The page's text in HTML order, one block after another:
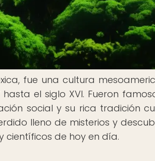
fue una cultura
el siglo XVI. Fueron
social y su rica tradición
lleno de misterios y
de hoy en día.